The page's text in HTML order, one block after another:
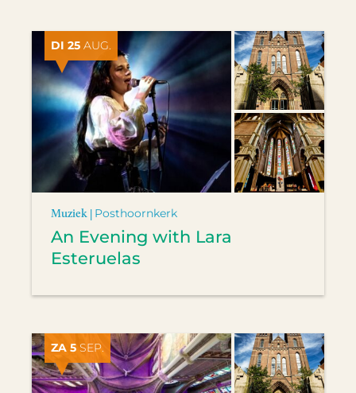
DI 25 AUG.
Muziek | Posthoornkerk
An Evening with Lara
Esteruelas
ZA 5 SEP.